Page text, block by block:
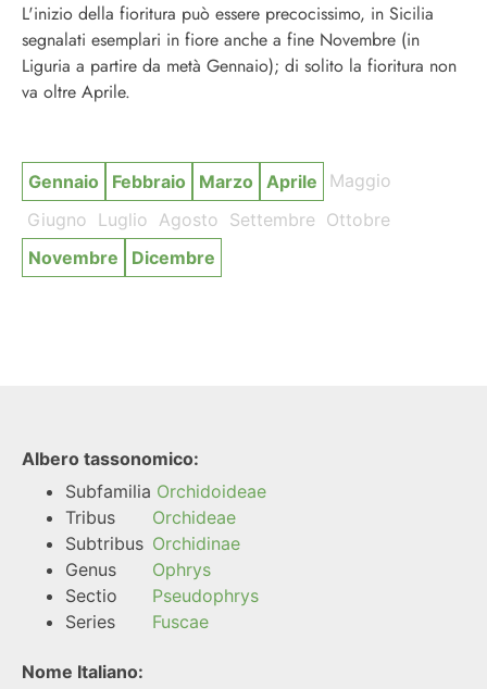
Albero tassonomico:
Subfamilia Orchidoideae
Tribus
Orchideae
Subtribus Orchidinae
Genus
Ophrys
Sectio
Pseudophrys
Series
Fuscae
Nome Italiano:
L'inizio della fioritura può essere precocissimo, in Sicilia
segnalati esemplari in fiore anche a fine Novembre (in
Liguria a partire da metà Gennaio); di solito la fioritura non
va oltre Aprile.
Gennaio Febbraio Marzo Aprile
Maggio
Giugno Luglio Agosto Settembre Ottobre
Novembre
Dicembre